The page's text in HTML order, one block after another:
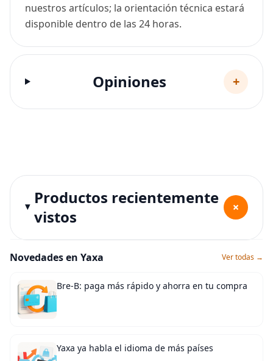
nuestros artículos; la orientación técnica estará
disponible dentro de las 24 horas.
Opiniones +
Productos recientemente
vistos
+
Novedades en Yaxa Ver todas →
Bre-B: paga más rápido y ahorra en tu compra
Yaxa ya habla el idioma de más países